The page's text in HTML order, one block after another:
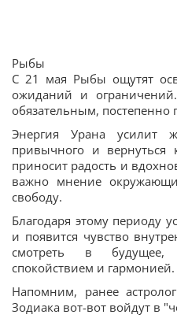
Рыбы
С 21 мая Рыбы ощутят
ожиданий и
обязательным, постепенно
Энергия Урана усилит
привычного и вернуться
приносит радость и
важно мнение
свободу.
Благодаря этому периоду
и появится чувство
смотреть в будущее,
спокойствием и гармонией.
Напомним, ранее
Зодиака вот-вот войдут в